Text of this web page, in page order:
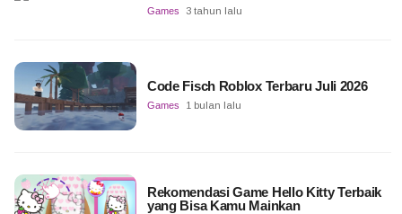
Games 3 tahun lalu
Code Fisch Roblox Terbaru Juli 2026
Games 1 bulan lalu
Rekomendasi Game Hello Kitty Terbaik
yang Bisa Kamu Mainkan